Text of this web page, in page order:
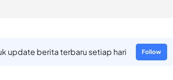
update berita terbaru setiap hari Follow